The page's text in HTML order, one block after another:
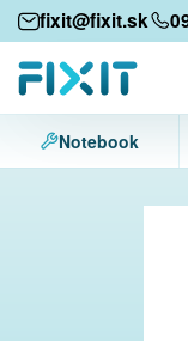
fixit@fixit.sk
Mobilné
Mobilné telefóny
Tablety
Notebook